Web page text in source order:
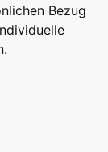
Bezug